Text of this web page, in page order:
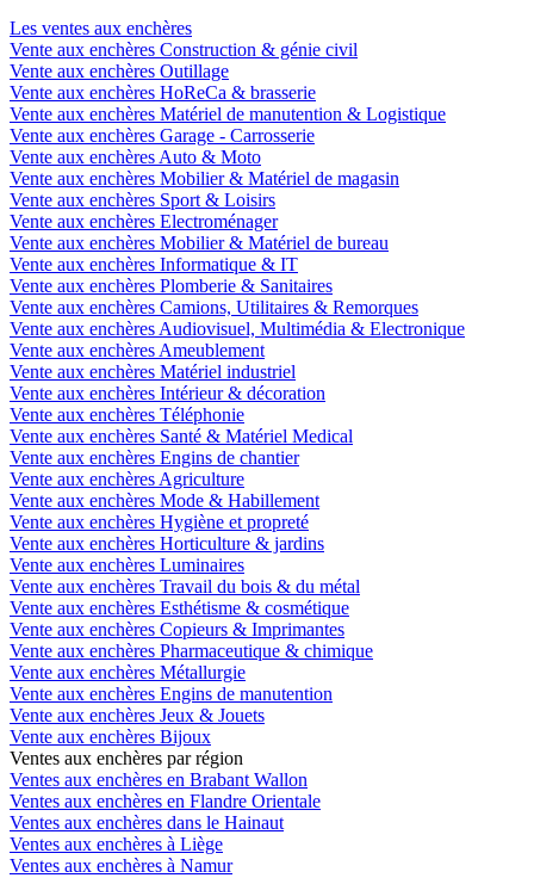
Les ventes aux enchères
Vente aux enchères Construction & génie civil
Vente aux enchères Outillage
Vente aux enchères HoReCa & brasserie
Vente aux enchères Matériel de manutention & Logistique
Vente aux enchères Garage - Carrosserie
Vente aux enchères Auto & Moto
Vente aux enchères Mobilier & Matériel de magasin
Vente aux enchères Sport & Loisirs
Vente aux enchères Electroménager
Vente aux enchères Mobilier & Matériel de bureau
Vente aux enchères Informatique & IT
Vente aux enchères Plomberie & Sanitaires
Vente aux enchères Camions, Utilitaires & Remorques
Vente aux enchères Audiovisuel, Multimédia & Electronique
Vente aux enchères Ameublement
Vente aux enchères Matériel industriel
Vente aux enchères Intérieur & décoration
Vente aux enchères Téléphonie
Vente aux enchères Santé & Matériel Medical
Vente aux enchères Engins de chantier
Vente aux enchères Agriculture
Vente aux enchères Mode & Habillement
Vente aux enchères Hygiène et propreté
Vente aux enchères Horticulture & jardins
Vente aux enchères Luminaires
Vente aux enchères Travail du bois & du métal
Vente aux enchères Esthétisme & cosmétique
Vente aux enchères Copieurs & Imprimantes
Vente aux enchères Pharmaceutique & chimique
Vente aux enchères Métallurgie
Vente aux enchères Engins de manutention
Vente aux enchères Jeux & Jouets
Vente aux enchères Bijoux
Ventes aux enchères par région
Ventes aux enchères en Brabant Wallon
Ventes aux enchères en Flandre Orientale
Ventes aux enchères dans le Hainaut
Ventes aux enchères à Liège
Ventes aux enchères à Namur